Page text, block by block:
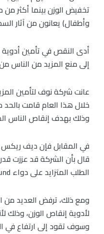
تخفيض الوزن بينما أكثر
وأطفال) يعانون من آثار
أدى النقص في تأمين
إلى منع المزيد من الناس
خلال هذا العام قامت
وذلك بهدف إنقاص الناس
قال بأن الشركة قد عززت
الطلب المتزايد على دواء Zepbound.
ومع ذلك، ترفض العديد
لأدوية إنقاص الوزن، وذلك
وسوف تقود إلى ارتفاع في